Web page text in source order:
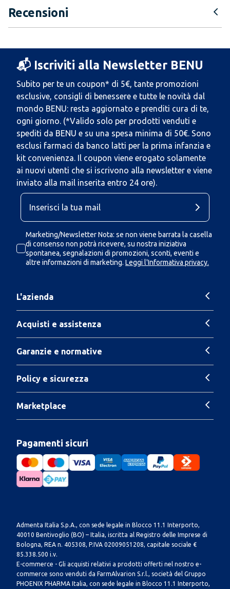
Recensioni
📬 Iscriviti alla Newsletter BENU
Subito per te un coupon* di 5€, tante promozioni
esclusive, consigli di benessere e tutte le novità dal
mondo BENU: resta aggiornato e prenditi cura di te,
ogni giorno. (*Valido solo per prodotti venduti e
spediti da BENU e su una spesa minima di 50€. Sono
esclusi farmaci da banco latti per la prima infanzia e
kit convenienza. Il coupon viene erogato solamente
ai nuovi utenti che si iscrivono alla newsletter e viene
inviato alla mail inserita entro 24 ore).
Marketing/Newsletter Nota: se non viene barrata la casella
di consenso non potrà ricevere, su nostra iniziativa
spontanea, segnalazioni di promozioni, sconti, eventi e
altre informazioni di marketing. Leggi l'Informativa privacy.
L'azienda
Acquisti e assistenza
Garanzie e normative
Policy e sicurezza
Marketplace
Pagamenti sicuri
Admenta Italia S.p.A., con sede legale in Blocco 11.1 Interporto,
40010 Bentivoglio (BO) – Italia, iscritta al Registro delle Imprese di
Bologna, REA n. 405308, P.IVA 02009051208, capitale sociale €
85.338.500 i.v.
E-commerce - Gli acquisti relativi a prodotti offerti nel nostro e-
commerce sono venduti da FarmAlvarion S.r.l., società del Gruppo
PHOENIX PHARMA Italia, con sede legale in Blocco 11.1 Interporto,